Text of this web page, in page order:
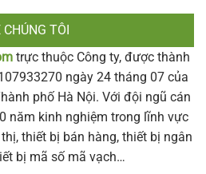
CHÚNG TÔI
trực thuộc Công ty, được thành
ngày 24 tháng 07 của
phố Hà Nội. Với đội ngũ cán
năm kinh nghiệm trong lĩnh vực
thiết bị bán hàng, thiết bị ngân
bị mã số mã vạch…